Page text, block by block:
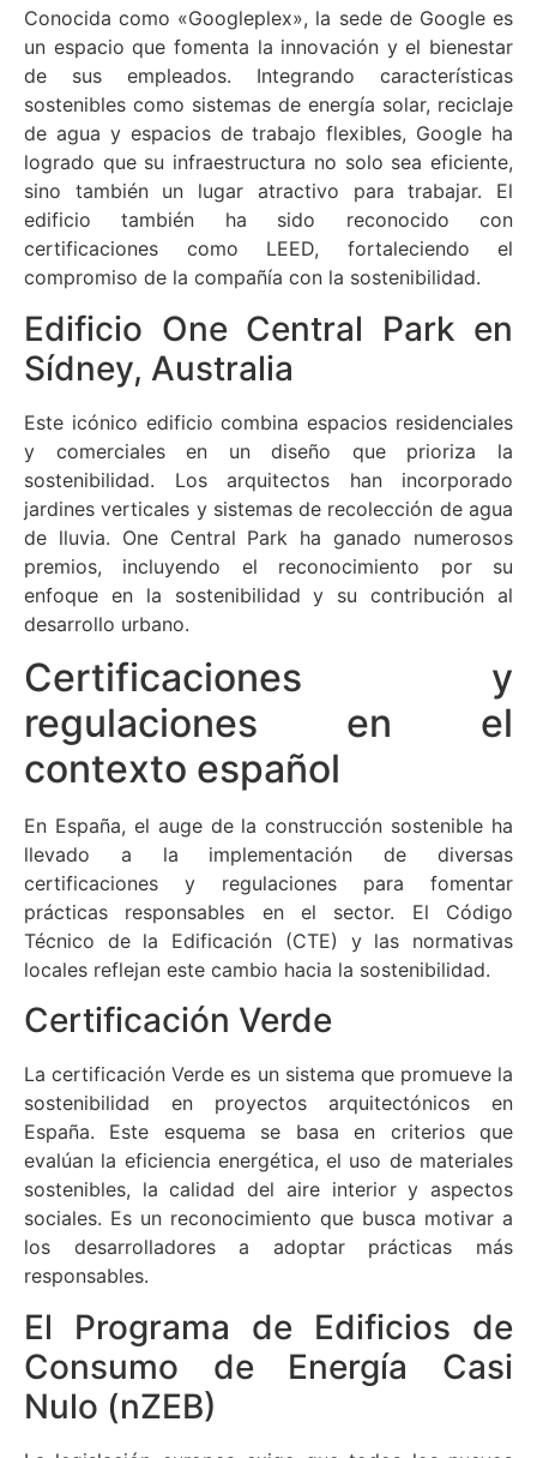
Conocida como «Googleplex», la sede de Google es
un espacio que fomenta la innovación y el bienestar
de sus empleados. Integrando características
sostenibles como sistemas de energía solar, reciclaje
de agua y espacios de trabajo flexibles, Google ha
logrado que su infraestructura no solo sea eficiente,
sino también un lugar atractivo para trabajar. El
edificio también ha sido reconocido con
certificaciones como LEED, fortaleciendo el
compromiso de la compañía con la sostenibilidad.
Edificio One Central Park en
Sídney, Australia
Este icónico edificio combina espacios residenciales
y comerciales en un diseño que prioriza la
sostenibilidad. Los arquitectos han incorporado
jardines verticales y sistemas de recolección de agua
de lluvia. One Central Park ha ganado numerosos
premios, incluyendo el reconocimiento por su
enfoque en la sostenibilidad y su contribución al
desarrollo urbano.
Certificaciones y
regulaciones en el
contexto español
En España, el auge de la construcción sostenible ha
llevado a la implementación de diversas
certificaciones y regulaciones para fomentar
prácticas responsables en el sector. El Código
Técnico de la Edificación (CTE) y las normativas
locales reflejan este cambio hacia la sostenibilidad.
Certificación Verde
La certificación Verde es un sistema que promueve la
sostenibilidad en proyectos arquitectónicos en
España. Este esquema se basa en criterios que
evalúan la eficiencia energética, el uso de materiales
sostenibles, la calidad del aire interior y aspectos
sociales. Es un reconocimiento que busca motivar a
los desarrolladores a adoptar prácticas más
responsables.
El Programa de Edificios de
Consumo de Energía Casi
Nulo (nZEB)